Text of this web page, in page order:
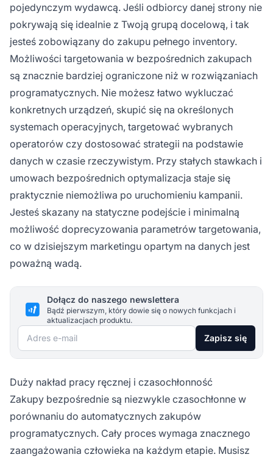
pojedynczym wydawcą. Jeśli odbiorcy danej strony nie
pokrywają się idealnie z Twoją grupą docelową, i tak
jesteś zobowiązany do zakupu pełnego inventory.
Możliwości targetowania w bezpośrednich zakupach
są znacznie bardziej ograniczone niż w rozwiązaniach
programatycznych. Nie możesz łatwo wykluczać
konkretnych urządzeń, skupić się na określonych
systemach operacyjnych, targetować wybranych
operatorów czy dostosować strategii na podstawie
danych w czasie rzeczywistym. Przy stałych stawkach i
umowach bezpośrednich optymalizacja staje się
praktycznie niemożliwa po uruchomieniu kampanii.
Jesteś skazany na statyczne podejście i minimalną
możliwość doprecyzowania parametrów targetowania,
co w dzisiejszym marketingu opartym na danych jest
poważną wadą.
Dołącz do naszego newslettera
Bądź pierwszym, który dowie się o nowych funkcjach i
aktualizacjach produktu.
Adres e-mail Zapisz się
Duży nakład pracy ręcznej i czasochłonność
Zakupy bezpośrednie są niezwykle czasochłonne w
porównaniu do automatycznych zakupów
programatycznych. Cały proces wymaga znacznego
zaangażowania człowieka na każdym etapie. Musisz